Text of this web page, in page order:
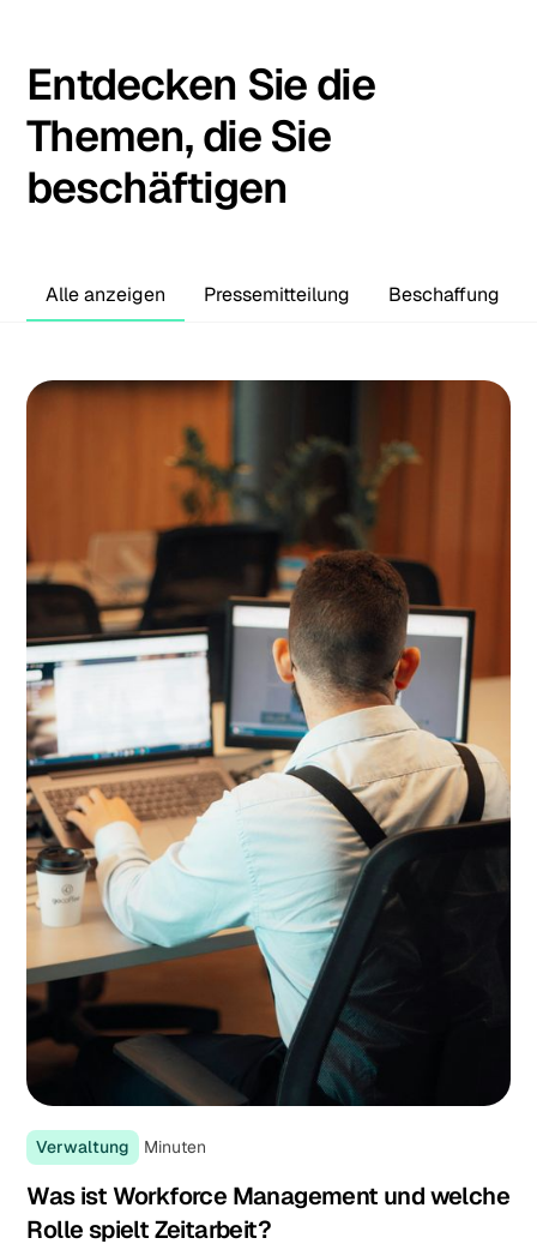
Entdecken Sie die
Themen, die Sie
beschäftigen
Alle anzeigen Pressemitteilung Beschaffung
Verwaltung Minuten
Was ist Workforce Management und welche
Rolle spielt Zeitarbeit?